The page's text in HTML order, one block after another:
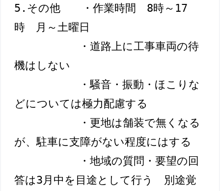
5.その他　　・作業時間　8時～17
時　月～土曜日
・道路上に工事車両の待
機はしない
・騒音・振動・ほこりな
どについては極力配慮する
・更地は舗装で無くなる
が、駐車に支障がない程度にはする
・地域の質問・要望の回
答は3月中を目途として行う　別途覚